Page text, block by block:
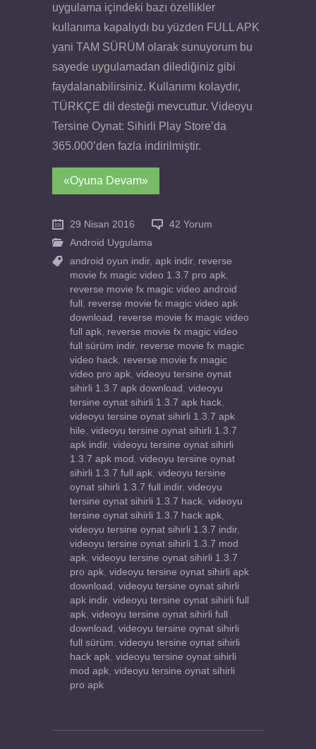
uygulama içindeki bazı özellikler
kullanıma kapalıydı bu yüzden FULL APK
yani TAM SÜRÜM olarak sunuyorum bu
sayede uygulamadan dilediğiniz gibi
faydalanabilirsiniz. Kullanımı kolaydır,
TÜRKÇE dil desteği mevcuttur. Videoyu
Tersine Oynat: Sihirli Play Store’da
365.000’den fazla indirilmiştir.
«Oyuna Devam»
29 Nisan 2016
42 Yorum
Android Uygulama
android oyun indir, apk indir, reverse
movie fx magic video 1.3.7 pro apk
reverse movie fx magic video android
full
reverse movie fx magic video apk
download
reverse movie fx magic video
full apk reverse movie fx magic video
full sürüm indir, reverse movie fx magic
video hack reverse movie fx magic
video pro apk videoyu tersine oynat
sihirli 1.3.7 apk download videoyu
tersine oynat sihirli 1.3.7 apk hack
videoyu tersine oynat sihirli 1.3.7 apk
hile videoyu tersine oynat sihirli 1.3.7
apk indir, videoyu tersine oynat sihirli
1.3.7 apk mod videoyu tersine oynat
sihirli 1.3.7 full apk videoyu tersine
oynat sihirli 1.3.7 full indir, videoyu
tersine oynat sihirli 1.3.7 hack videoyu
tersine oynat sihirli 1.3.7 hack apk
videoyu tersine oynat sihirli 1.3.7 indir,
videoyu tersine oynat sihirli 1.3.7 mod
apk videoyu tersine oynat sihirli 1.3.7
pro apk videoyu tersine oynat sihirli apk
download videoyu tersine oynat sihirli
apk indir, videoyu tersine oynat sihirli full
apk videoyu tersine oynat sihirli full
download videoyu tersine oynat sihirli
full sürüm videoyu tersine oynat sihirli
hack apk videoyu tersine oynat sihirli
mod apk videoyu tersine oynat sihirli
pro apk